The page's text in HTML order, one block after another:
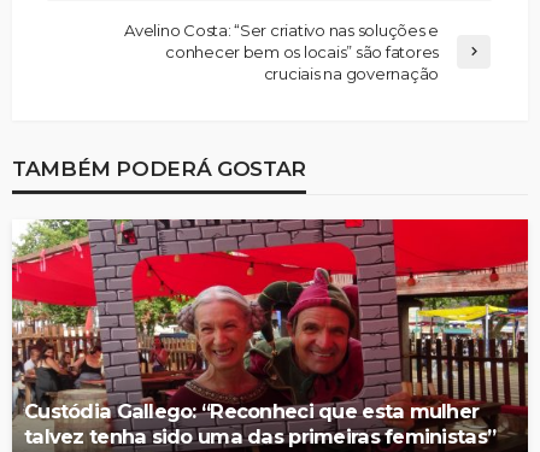
Avelino Costa: “Ser criativo nas soluções e
conhecer bem os locais” são fatores
cruciais na governação
TAMBÉM PODERÁ GOSTAR
Custódia Gallego: “Reconheci que esta mulher
talvez tenha sido uma das primeiras feministas”